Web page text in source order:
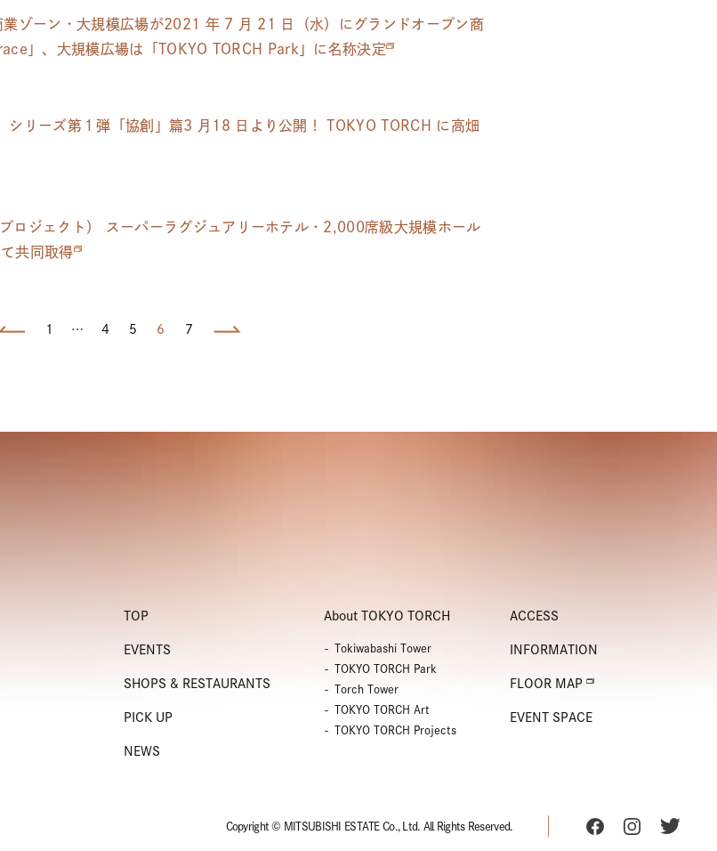
業ゾーン・大規模広場が2021 年 7 月 21 日（水）にグランドオープン商
」、大規模広場は「TOKYO TORCH Park」に名称決定
シリーズ第１弾「協創」篇3 月18 日より公開！ TOKYO TORCH に高畑
ロジェクト） スーパーラグジュアリーホテル・2,000席級大規模ホール
共同取得
1 … 4 5 6 7
TOP
EVENTS
SHOPS & RESTAURANTS
PICK UP
NEWS
About TOKYO TORCH
Tokiwabashi Tower
TOKYO TORCH Park
Torch Tower
TOKYO TORCH Art
TOKYO TORCH Projects
ACCESS
INFORMATION
FLOOR MAP
EVENT SPACE
Copyright © MITSUBISHI ESTATE Co., Ltd. All Rights Reserved.